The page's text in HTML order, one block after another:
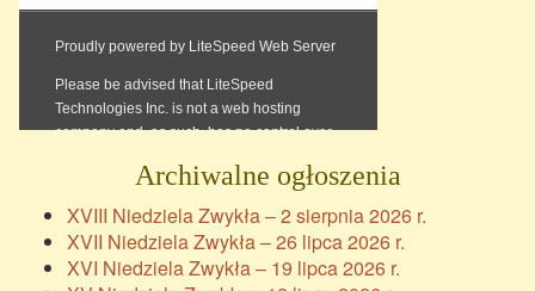
Archiwalne ogłoszenia
XVIII Niedziela Zwykła – 2 sierpnia 2026 r.
XVII Niedziela Zwykła – 26 lipca 2026 r.
XVI Niedziela Zwykła – 19 lipca 2026 r.